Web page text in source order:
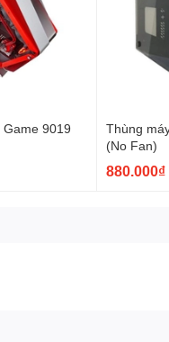
9019
Thùng
(No Fan)
880.000₫